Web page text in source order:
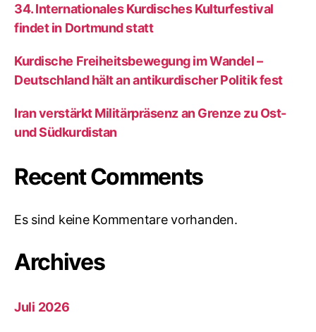
34. Internationales Kurdisches Kulturfestival
findet in Dortmund statt
Kurdische Freiheitsbewegung im Wandel –
Deutschland hält an antikurdischer Politik fest
Iran verstärkt Militärpräsenz an Grenze zu Ost-
und Südkurdistan
Recent Comments
Es sind keine Kommentare vorhanden.
Archives
Juli 2026